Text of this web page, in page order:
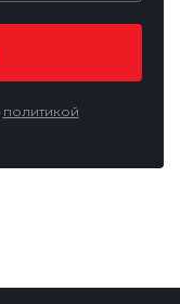
политикой